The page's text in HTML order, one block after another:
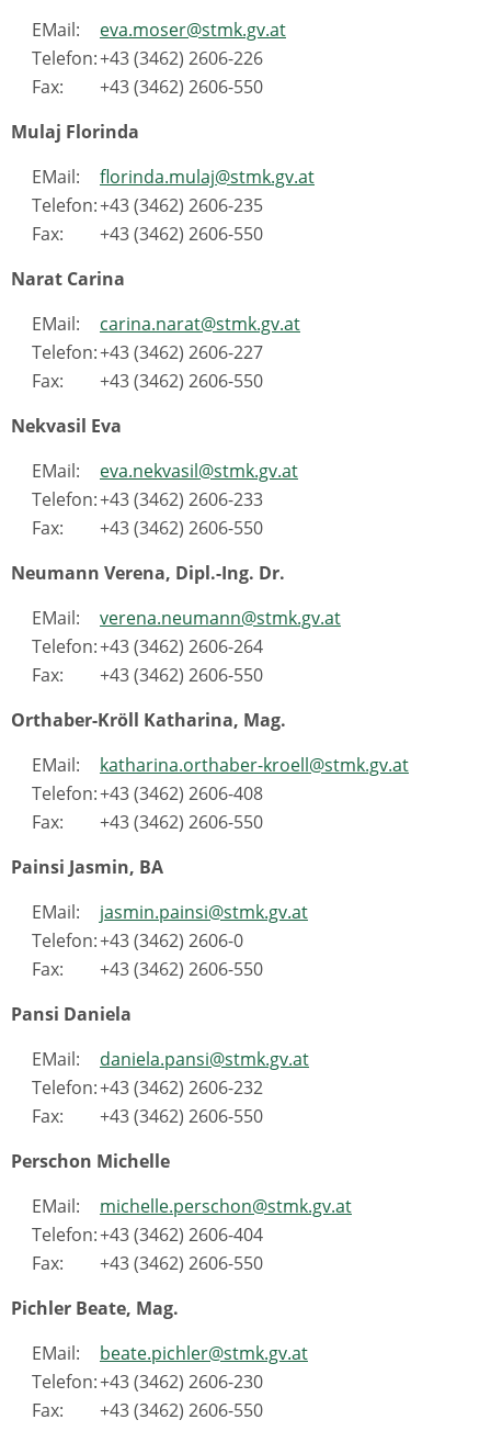
EMail:
eva.moser@stmk.gv.at
Telefon:+43 (3462) 2606-226
Fax:
+43 (3462) 2606-550
Mulaj Florinda
EMail:
florinda.mulaj@stmk.gv.at
Telefon:+43 (3462) 2606-235
Fax:
+43 (3462) 2606-550
Narat Carina
EMail:
carina.narat@stmk.gv.at
Telefon:+43 (3462) 2606-227
Fax:
+43 (3462) 2606-550
Nekvasil Eva
EMail:
eva.nekvasil@stmk.gv.at
Telefon:+43 (3462) 2606-233
Fax:
+43 (3462) 2606-550
Neumann Verena, Dipl.-Ing. Dr.
EMail:
verena.neumann@stmk.gv.at
Telefon:+43 (3462) 2606-264
Fax:
+43 (3462) 2606-550
Orthaber-Kröll Katharina, Mag.
EMail:
katharina.orthaber-kroell@stmk.gv.at
Telefon:+43 (3462) 2606-408
Fax:
+43 (3462) 2606-550
Painsi Jasmin, BA
EMail:
jasmin.painsi@stmk.gv.at
Telefon:+43 (3462) 2606-0
Fax:
+43 (3462) 2606-550
Pansi Daniela
EMail:
daniela.pansi@stmk.gv.at
Telefon:+43 (3462) 2606-232
Fax:
+43 (3462) 2606-550
Perschon Michelle
EMail:
michelle.perschon@stmk.gv.at
Telefon:+43 (3462) 2606-404
Fax:
+43 (3462) 2606-550
Pichler Beate, Mag.
EMail:
beate.pichler@stmk.gv.at
Telefon:+43 (3462) 2606-230
Fax:
+43 (3462) 2606-550